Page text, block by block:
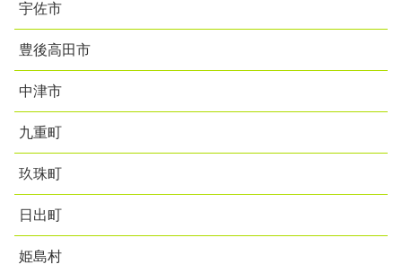
宇佐市
豊後高田市
中津市
九重町
玖珠町
日出町
姫島村